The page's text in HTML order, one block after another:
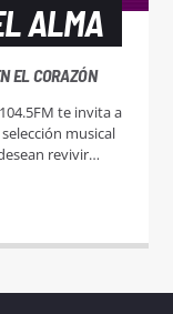
ALMA
EL CORAZÓN
te invita a
musical
revivir